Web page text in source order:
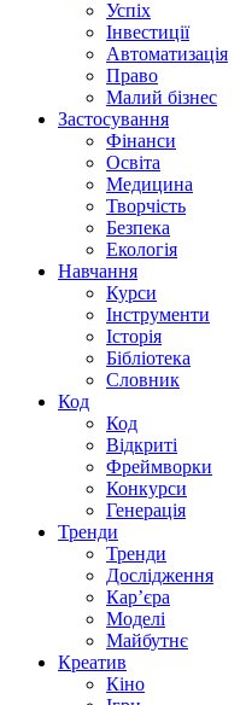
Успіх
Інвестиції
Автоматизація
Право
Малий бізнес
Застосування
Фінанси
Освіта
Медицина
Творчість
Безпека
Екологія
Навчання
Курси
Інструменти
Історія
Бібліотека
Словник
Код
Код
Відкриті
Фреймворки
Конкурси
Генерація
Тренди
Тренди
Дослідження
Кар’єра
Моделі
Майбутнє
Креатив
Кіно